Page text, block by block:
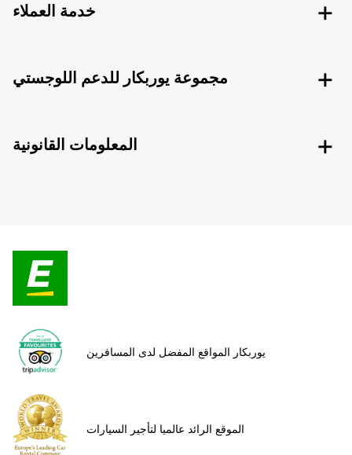
خدمة العملاء
مجموعة يوربكار للدعم اللوجستي
المعلومات القانونية
يوربكار المواقع المفضل لدى المسافرين
الموقع الرائد عالميا لتأجير السيارات